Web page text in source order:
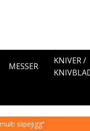
MESSER
KNIVER /
slipejigg”